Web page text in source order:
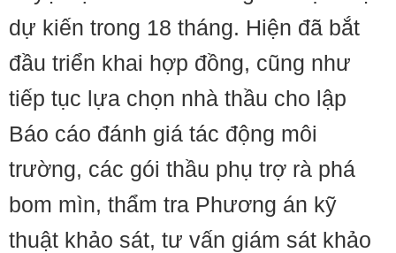
dự kiến trong 18 tháng. Hiện đã bắt
đầu triển khai hợp đồng, cũng như
tiếp tục lựa chọn nhà thầu cho lập
Báo cáo đánh giá tác động môi
trường, các gói thầu phụ trợ rà phá
bom mìn, thẩm tra Phương án kỹ
thuật khảo sát, tư vấn giám sát khảo